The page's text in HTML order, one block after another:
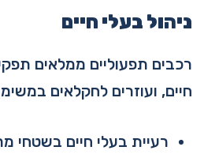
ניהול בעלי חיים
רכבים תפעוליים ממלאים
חיים, ועוזרים לחקלאים
רעיית בעלי חיים בשטחי